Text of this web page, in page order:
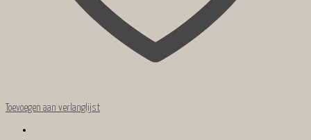
Toevoegen aan verlanglijst